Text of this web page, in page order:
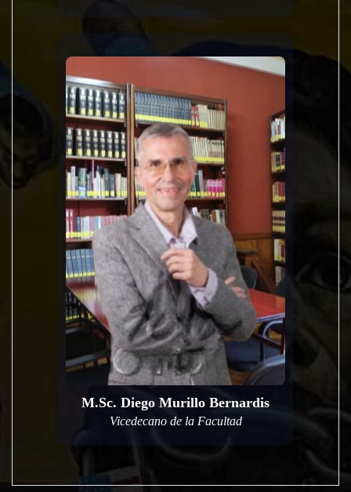
M.Sc. Diego Murillo Bernardis
Vicedecano de la Facultad